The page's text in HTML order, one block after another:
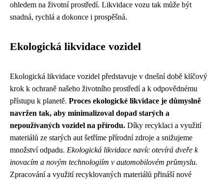
ohledem na životní prostředí. Likvidace vozu tak může být
snadná, rychlá a dokonce i prospěšná.
Ekologická likvidace vozidel
Ekologická likvidace vozidel představuje v dnešní době klíčový
krok k ochraně našeho životního prostředí a k odpovědnému
přístupu k planetě. Proces ekologické likvidace je důmyslně
navržen tak, aby minimalizoval dopad starých a
nepoužívaných vozidel na přírodu. Díky recyklaci a využití
materiálů ze starých aut šetříme přírodní zdroje a snižujeme
množství odpadu. Ekologická likvidace navíc otevírá dveře k
inovacím a novým technologiím v automobilovém průmyslu.
Zpracování a využití recyklovaných materiálů přináší nové